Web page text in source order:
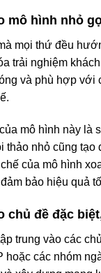
mô hình nhỏ
mọi thứ đều
trải nghiệm
và phù hợp với
mô hình này là
thảo nhỏ cũng
của mô hình
bảo hiệu quả
chủ đề đặc
trung vào các
hoặc các nhóm